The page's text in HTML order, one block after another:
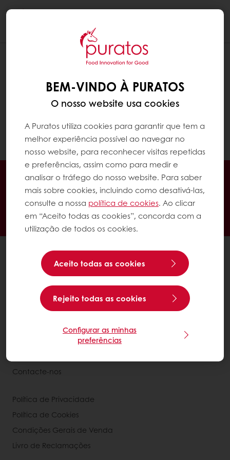
SE EU TIVER VÁRIOS ENDEREÇOS DE
ENTREGA, QUAL SERÁ USADO PARA A
ENTREGA?
selecionar um deles para a entrega no
checkout.
BEM-VINDO À PURATOS
O nosso website usa cookies
A Puratos utiliza cookies para garantir que tem a
melhor experiência possível ao navegar no
nosso website, para reconhecer visitas repetidas
e preferências, assim como para medir e
analisar o tráfego do nosso website. Para saber
mais sobre cookies, incluindo como desativá-las,
consulte a nossa política de cookies. Ao clicar
em “Aceito todas as cookies”, concorda com a
utilização de todos os cookies.
Aceito todas as cookies
Rejeito todas as cookies
Configurar as minhas
preferências
Encomende online 24/7
Pagamento online disponível
Promoções exclusivas
Tenha acesso à sua informação financeira
Receitas
Estudos ao Consumidor
Sobre a Puratos
Contacte-nos
Política de Privacidade
Política de Cookies
Condições Gerais de Venda
Livro de Reclamações